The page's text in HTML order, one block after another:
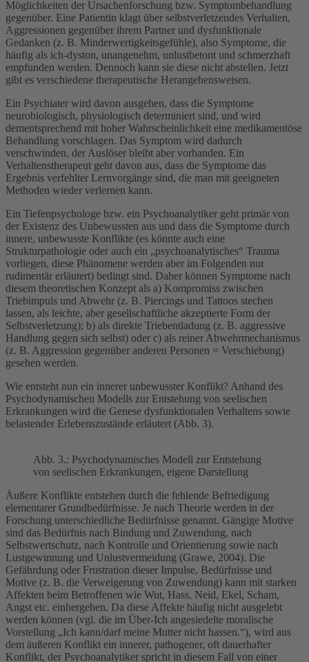
Möglichkeiten der Ursachenforschung bzw. Symptombehandlung
gegenüber. Eine Patientin klagt über selbstverletzendes Verhalten,
Aggressionen gegenüber ihrem Partner und dysfunktionale
Gedanken (z. B. Minderwertigkeitsgefühle), also Symptome, die
häufig als ich-dyston, unangenehm, unlustbetont und schmerzhaft
empfunden werden. Dennoch kann sie diese nicht abstellen. Jetzt
gibt es verschiedene therapeutische Herangehensweisen.
Ein Psychiater wird davon ausgehen, dass die Symptome
neurobiologisch, physiologisch determiniert sind, und wird
dementsprechend mit hoher Wahrscheinlichkeit eine medikamentöse
Behandlung vorschlagen. Das Symptom wird dadurch
verschwinden, der Auslöser bleibt aber vorhanden. Ein
Verhaltenstherapeut geht davon aus, dass die Symptome das
Ergebnis verfehlter Lernvorgänge sind, die man mit geeigneten
Methoden wieder verlernen kann.
Ein Tiefenpsychologe bzw. ein Psychoanalytiker geht primär von
der Existenz des Unbewussten aus und dass die Symptome durch
innere, unbewusste Konflikte (es könnte auch eine
Strukturpathologie oder auch ein „psychoanalytisches“ Trauma
vorliegen, diese Phänomene werden aber im Folgenden nur
rudimentär erläutert) bedingt sind. Daher können Symptome nach
diesem theoretischen Konzept als a) Kompromiss zwischen
Triebimpuls und Abwehr (z. B. Piercings und Tattoos stechen
lassen, als leichte, aber gesellschaftliche akzeptierte Form der
Selbstverletzung); b) als direkte Triebentladung (z. B. aggressive
Handlung gegen sich selbst) oder c) als reiner Abwehrmechanismus
(z. B. Aggression gegenüber anderen Personen = Verschiebung)
gesehen werden.
Wie entsteht nun ein innerer unbewusster Konflikt? Anhand des
Psychodynamischen Modells zur Entstehung von seelischen
Erkrankungen wird die Genese dysfunktionalen Verhaltens sowie
belastender Erlebenszustände erläutert (Abb. 3).
Abb. 3.: Psychodynamisches Modell zur Entstehung
von seelischen Erkrankungen, eigene Darstellung
Äußere Konflikte entstehen durch die fehlende Befriedigung
elementarer Grundbedürfnisse. Je nach Theorie werden in der
Forschung unterschiedliche Bedürfnisse genannt. Gängige Motive
sind das Bedürfnis nach Bindung und Zuwendung, nach
Selbstwertschutz, nach Kontrolle und Orientierung sowie nach
Lustgewinnung und Unlustvermeidung (Grawe, 2004). Die
Gefährdung oder Frustration dieser Impulse, Bedürfnisse und
Motive (z. B. die Verweigerung von Zuwendung) kann mit starken
Affekten beim Betroffenen wie Wut, Hass, Neid, Ekel, Scham,
Angst etc. einhergehen. Da diese Affekte häufig nicht ausgelebt
werden können (vgl. die im Über-Ich angesiedelte moralische
Vorstellung „Ich kann/darf meine Mutter nicht hassen.“), wird aus
dem äußeren Konflikt ein innerer, pathogener, oft dauerhafter
Konflikt, der Psychoanalytiker spricht in diesem Fall von einer